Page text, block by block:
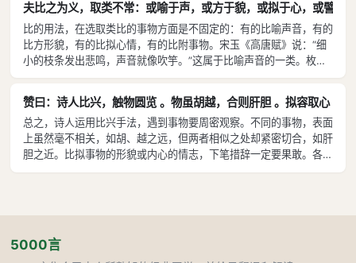
也有所肯定。刘勰的这种既重讽谕内容、又重艺术性的观点，在
《明诗》篇也有所表现，读者可以参看。
话未说明，所以注释了才能理解。再说什么是比呢？比是通过描写事
物来比附所要表述的意思，用显明的语言来切合所要表述的事理。所
以金锡被用来比喻贤明的品德，珪璋被用来比方杰出的人士，螟蛉被
用来类比教导后辈，蜩螗被用来描写饮酒喧闹。以未洗涤的衣服比拟
心中忧郁，以不是可卷的席子比方心志坚定，所有这些与事理切合的
物象，都是比的手法。至于像“麻衣洁白如雪”，“两边的马跑起来如
跳舞般合拍”：诸如此类的描写，也都属于比。战国时楚顷襄王听信
谗言，而三闾大夫屈原忠贞刚烈，他继承《诗经》的传统创作《离
骚》，所用讽刺兼取比兴。汉朝创作虽然繁盛，但辞赋作者大多取媚
主上，讽刺的传统丧失了，所以兴的手法也就消失了。这时候赋和颂
率先得到发展，因此比的手法风起云涌，纷繁杂乱，违背了旧有的法
夫比之为义，取类不常：或喻于声，或方于貌，或拟于心，或譬于
比的用法，在选取类比的事物方面是不固定的：有的比喻声音，有的
比方形貌，有的比拟心情，有的比附事物。宋玉《高唐赋》说：“细
小的枝条发出悲鸣，声音就像吹竽。”这属于比喻声音的一类。枚乘
《梁王菟园赋》说：“众鸟纷纷快飞，如白云中夹杂的点点尘埃。”这
绳索有什么两样？”这是用物来比道理。王褒《洞箫赋》说：“箫声优
柔温和，就如慈父在抚育儿女。”这是把声音比作心情。马融《长笛
赋》说：“笛声繁富连绵，就像范雎、蔡泽的说辞。”这是把音响比作
辩说。张衡《南都赋》说：“跳起郑国的舞蹈，好比蚕茧的抽丝。”这
是把舞态比作事物。诸如此类的比喻，辞赋里争先使用；比的手法越
人有耳闻目见的惊奇，全靠这种手法来获取效果。另外，潘岳《萤火
赋》说：“萤火如流动的金子在沙中闪光。”张翰《杂诗》说：“青青
赞曰：诗人比兴，触物圆览 。物虽胡越，合则肝胆 。拟容取心 ，
总之，诗人运用比兴手法，遇到事物要周密观察。不同的事物，表面
上虽然毫不相关，如胡、越之远，但两者相似之处却紧密切合，如肝
胆之近。比拟事物的形貌或内心的情志，下笔措辞一定要果敢。各种
比兴聚集在歌咏中，就如河流中波澜起伏。
5000言